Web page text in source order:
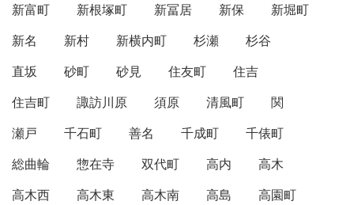
新富町
新根塚町 新冨居 新保
新堀町
新名
新村 新横内町 杉瀬
杉谷
直坂
砂町 砂見 住友町
住吉
住吉町
諏訪川原 須原 清風町
関
瀬戸
千石町 善名 千成町
千俵町
総曲輪
惣在寺 双代町 高内
高木
高木西
高木東 高木南 高島
高園町